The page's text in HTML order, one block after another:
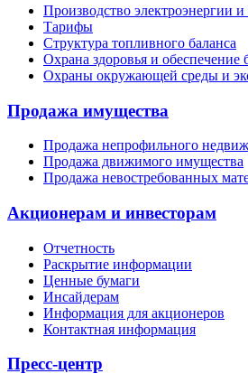
Производство электроэнергии и
Тарифы
Структура топливного баланса
Охрана здоровья и обеспечение
Охраны окружающей среды и
Продажа имущества
Продажа непрофильного
Продажа движимого имущества
Продажа невостребованных
Акционерам и инвесторам
Отчетность
Раскрытие информации
Ценные бумаги
Инсайдерам
Информация для акционеров
Контактная информация
Пресс-центр